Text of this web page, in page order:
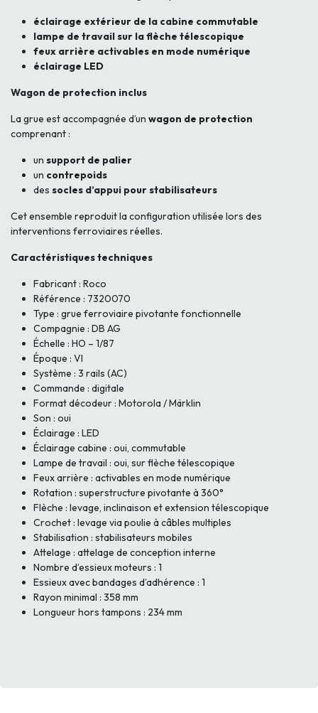
éclairage extérieur de la cabine commutable
lampe de travail sur la flèche télescopique
feux arrière activables en mode numérique
éclairage LED
Wagon de protection inclus
La grue est accompagnée d’un wagon de protection
comprenant :
un support de palier
un contrepoids
des socles d’appui pour stabilisateurs
Cet ensemble reproduit la configuration utilisée lors des
interventions ferroviaires réelles.
Caractéristiques techniques
Fabricant : Roco
Référence : 7320070
Type : grue ferroviaire pivotante fonctionnelle
Compagnie : DB AG
Échelle : HO – 1/87
Époque : VI
Système : 3 rails (AC)
Commande : digitale
Format décodeur : Motorola / Märklin
Son : oui
Éclairage : LED
Éclairage cabine : oui, commutable
Lampe de travail : oui, sur flèche télescopique
Feux arrière : activables en mode numérique
Rotation : superstructure pivotante à 360°
Flèche : levage, inclinaison et extension télescopique
Crochet : levage via poulie à câbles multiples
Stabilisation : stabilisateurs mobiles
Attelage : attelage de conception interne
Nombre d’essieux moteurs : 1
Essieux avec bandages d’adhérence : 1
Rayon minimal : 358 mm
Longueur hors tampons : 234 mm